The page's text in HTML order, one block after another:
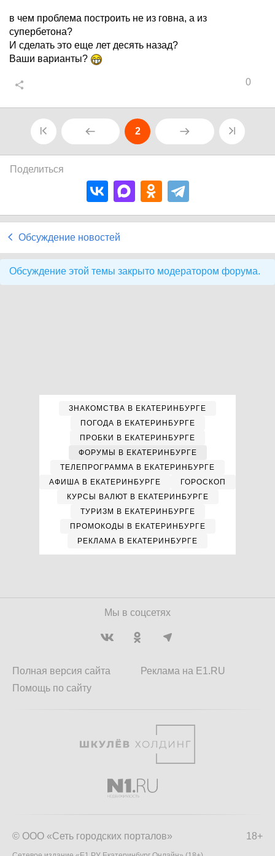
в чем проблема построить не из говна, а из
супербетона?
И сделать это еще лет десять назад?
Ваши варианты?
0
2
Поделиться
Обсуждение новостей
Обсуждение этой темы закрыто модератором форума.
ЗНАКОМСТВА В ЕКАТЕРИНБУРГЕ
ПОГОДА В ЕКАТЕРИНБУРГЕ
ПРОБКИ В ЕКАТЕРИНБУРГЕ
ФОРУМЫ В ЕКАТЕРИНБУРГЕ
ТЕЛЕПРОГРАММА В ЕКАТЕРИНБУРГЕ
АФИША В ЕКАТЕРИНБУРГЕ
ГОРОСКОП
КУРСЫ ВАЛЮТ В ЕКАТЕРИНБУРГЕ
ТУРИЗМ В ЕКАТЕРИНБУРГЕ
ПРОМОКОДЫ В ЕКАТЕРИНБУРГЕ
РЕКЛАМА В ЕКАТЕРИНБУРГЕ
Мы в соцсетях
Полная версия сайта
Помощь по сайту
Реклама на E1.RU
18+
© ООО «Сеть городских порталов»